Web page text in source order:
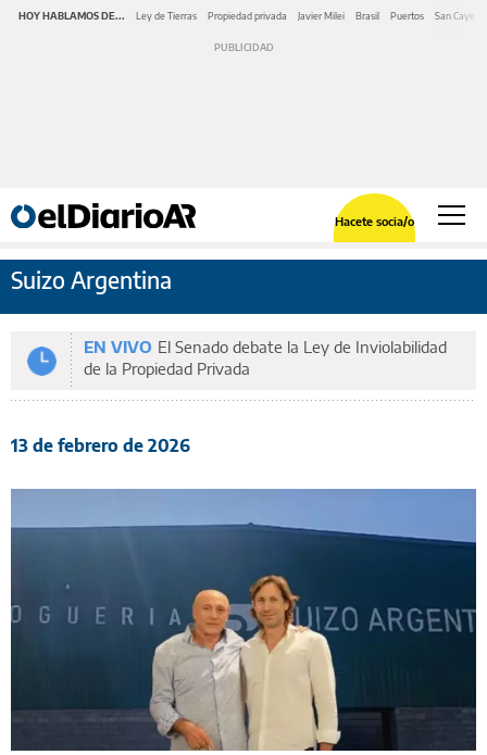
HOY HABLAMOS DE... Ley de Tierras Propiedad privada Javier Milei Brasil Puertos San
Hacete socia/o
Suizo Argentina
EN VIVO El Senado debate la Ley de Inviolabilidad
de la Propiedad Privada
13 de febrero de 2026